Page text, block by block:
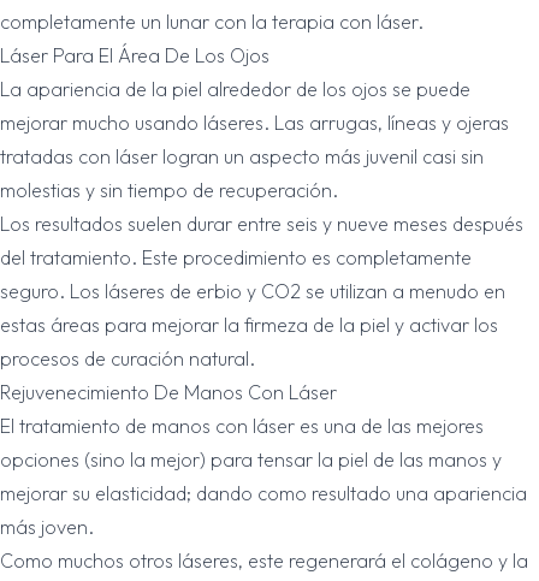
completamente un lunar con la terapia con láser.
Láser Para El Área De Los Ojos
La apariencia de la piel alrededor de los ojos se puede
mejorar mucho usando láseres. Las arrugas, líneas y ojeras
tratadas con láser logran un aspecto más juvenil casi sin
molestias y sin tiempo de recuperación.
Los resultados suelen durar entre seis y nueve meses después
del tratamiento. Este procedimiento es completamente
seguro. Los láseres de erbio y CO2 se utilizan a menudo en
estas áreas para mejorar la firmeza de la piel y activar los
procesos de curación natural.
Rejuvenecimiento De Manos Con Láser
El tratamiento de manos con láser es una de las mejores
opciones (sino la mejor) para tensar la piel de las manos y
mejorar su elasticidad; dando como resultado una apariencia
más joven.
Como muchos otros láseres, este regenerará el colágeno y la